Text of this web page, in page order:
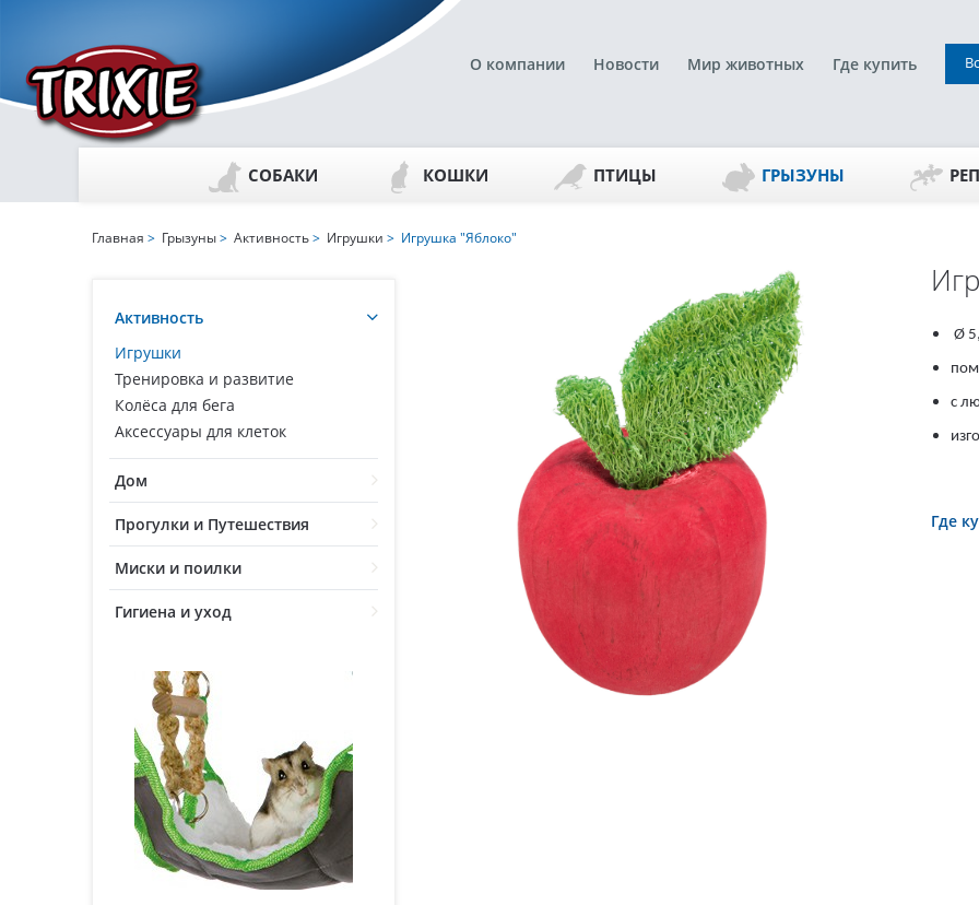
О компании Новости Мир животных Где купить
СОБАКИ КОШКИ ПТИЦЫ ГРЫЗУНЫ
Активность
Игрушки
Тренировка и развитие
Колёса для бега
Аксессуары для клеток
Дом
Прогулки и Путешествия
Миски и поилки
Гигиена и уход
Главная > Грызуны> Активность> Игрушки > Игрушка "Яблоко"
Ø
с
Где